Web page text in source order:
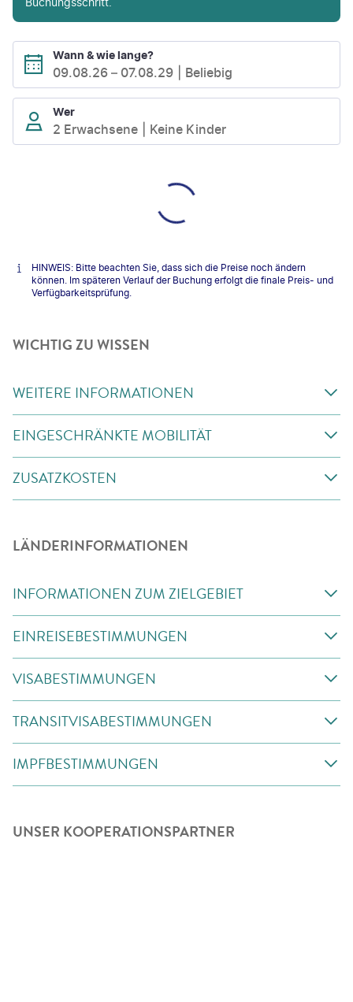
Wann & wie lange?
09.08.26 – 07.08.29 Beliebig
Wer
2 Erwachsene Keine Kinder
HINWEIS: Bitte beachten Sie, dass sich die Preise noch ändern
können. Im späteren Verlauf der Buchung erfolgt die finale Preis- und
Verfügbarkeitsprüfung.
WICHTIG ZU WISSEN
WEITERE INFORMATIONEN
EINGESCHRÄNKTE MOBILITÄT
ZUSATZKOSTEN
LÄNDERINFORMATIONEN
INFORMATIONEN ZUM ZIELGEBIET
EINREISEBESTIMMUNGEN
VISABESTIMMUNGEN
TRANSITVISABESTIMMUNGEN
IMPFBESTIMMUNGEN
UNSER KOOPERATIONSPARTNER